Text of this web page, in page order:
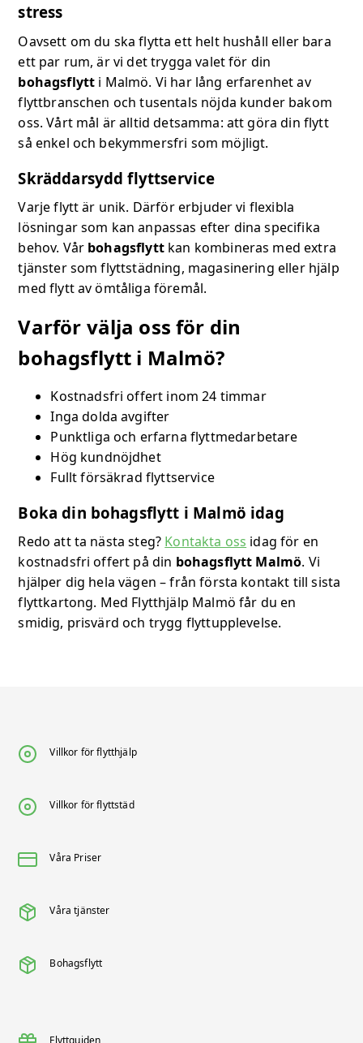
stress
Oavsett om du ska flytta ett helt hushåll eller bara
ett par rum, är vi det trygga valet för din
bohagsflytt i Malmö. Vi har lång erfarenhet av
flyttbranschen och tusentals nöjda kunder bakom
oss. Vårt mål är alltid detsamma: att göra din flytt
så enkel och bekymmersfri som möjligt.
Skräddarsydd flyttservice
Varje flytt är unik. Därför erbjuder vi flexibla
lösningar som kan anpassas efter dina specifika
behov. Vår bohagsflyttkan kombineras med extra
tjänster som flyttstädning, magasinering eller hjälp
med flytt av ömtåliga föremål.
Varför välja oss för din
bohagsflytt i Malmö?
Kostnadsfri offert inom 24 timmar
Inga dolda avgifter
Punktliga och erfarna flyttmedarbetare
Hög kundnöjdhet
Fullt försäkrad flyttservice
Boka din bohagsflytt i Malmö idag
Redo att ta nästa steg? Kontakta oss idag för en
kostnadsfri offert på din bohagsflytt Malmö. Vi
hjälper dig hela vägen – från första kontakt till sista
flyttkartong. Med Flytthjälp Malmö får du en
smidig, prisvärd och trygg flyttupplevelse.
Villkor för flytthjälp
Villkor för flyttstäd
Våra Priser
Våra tjänster
Bohagsflytt